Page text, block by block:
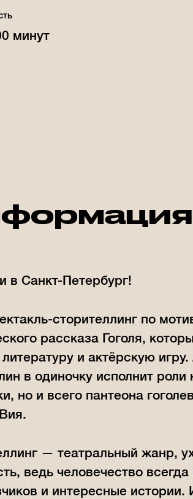
минут
в Санкт-Петербург!
сторителлинг по
рассказа Гоголя,
и актёрскую
в одиночку исполнит
но и всего пантеона
— театральный жанр,
ведь человечество
и интересные